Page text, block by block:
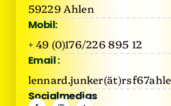
59229 Ahlen
Mobil:
+ 49 (0)176/226 895 12
Email :
Socialmedias